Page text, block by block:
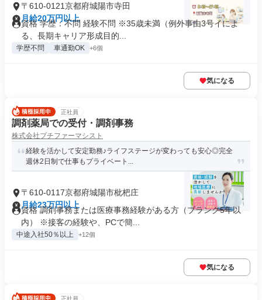
〒610-0121京都府城陽市寺田
月給20万円以上
資格 学歴：不問 経験不問 ※35歳未満（例外事由3号イによ
る、長期キャリア形成目的...
学歴不問 車通勤OK +6個
気になる
正社員
調剤薬局での受付・調剤事務
株式会社プチファーマシスト
経験を活かして安定勤務♪ライフステージが変わっても安心◎完全
週休2日制で仕事もプライベート...
〒610-0117京都府城陽市枇杷庄
月給23万円以上
資格 調剤事務または医療事務経験がある方（ブランク5年以
内） ※接客の経験や、PCで簡...
中途入社50％以上 +12個
気になる
正社員